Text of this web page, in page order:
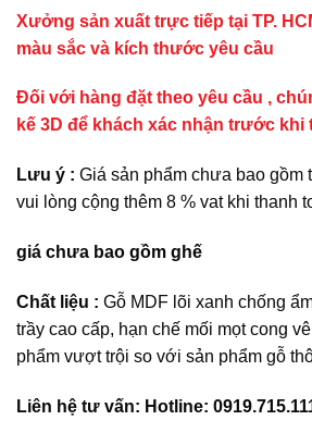
Xưởng sản xuất trực tiếp tại TP.
màu sắc và kích thước yêu cầu
Đối với hàng đặt theo yêu cầu ,
kế 3D để khách xác nhận trước khi
Lưu ý : Giá sản phẩm chưa bao gồm
vui lòng cộng thêm 8 % vat khi thanh
giá chưa bao gồm ghế
Chất liệu : Gỗ MDF lõi xanh chống
trầy cao cấp, hạn chế mối mọt cong
phẩm vượt trội so với sản phẩm gỗ
Liên hệ tư vấn: Hotline: